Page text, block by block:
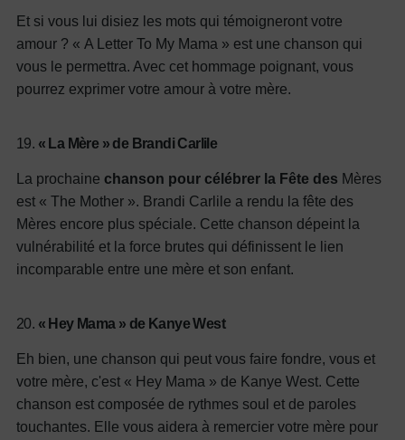
Et si vous lui disiez les mots qui témoigneront votre
amour ? « A Letter To My Mama » est une chanson qui
vous le permettra. Avec cet hommage poignant, vous
pourrez exprimer votre amour à votre mère.
19. « La Mère » de Brandi Carlile
La prochaine chanson pour célébrer la Fête des Mères
est « The Mother ». Brandi Carlile a rendu la fête des
Mères encore plus spéciale. Cette chanson dépeint la
vulnérabilité et la force brutes qui définissent le lien
incomparable entre une mère et son enfant.
20. « Hey Mama » de Kanye West
Eh bien, une chanson qui peut vous faire fondre, vous et
votre mère, c'est « Hey Mama » de Kanye West. Cette
chanson est composée de rythmes soul et de paroles
touchantes. Elle vous aidera à remercier votre mère pour